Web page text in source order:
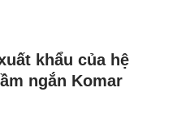
khẩu của hệ
ngắn Komar